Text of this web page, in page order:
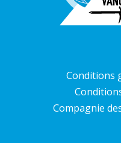
Conditions
Compagnie